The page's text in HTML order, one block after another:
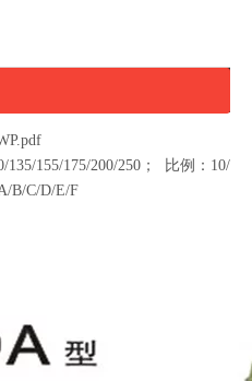
135/155/175/200/250；
比例：10/
B/C/D/E/F